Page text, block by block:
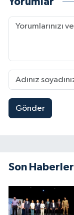
Gönder
Son Haberler